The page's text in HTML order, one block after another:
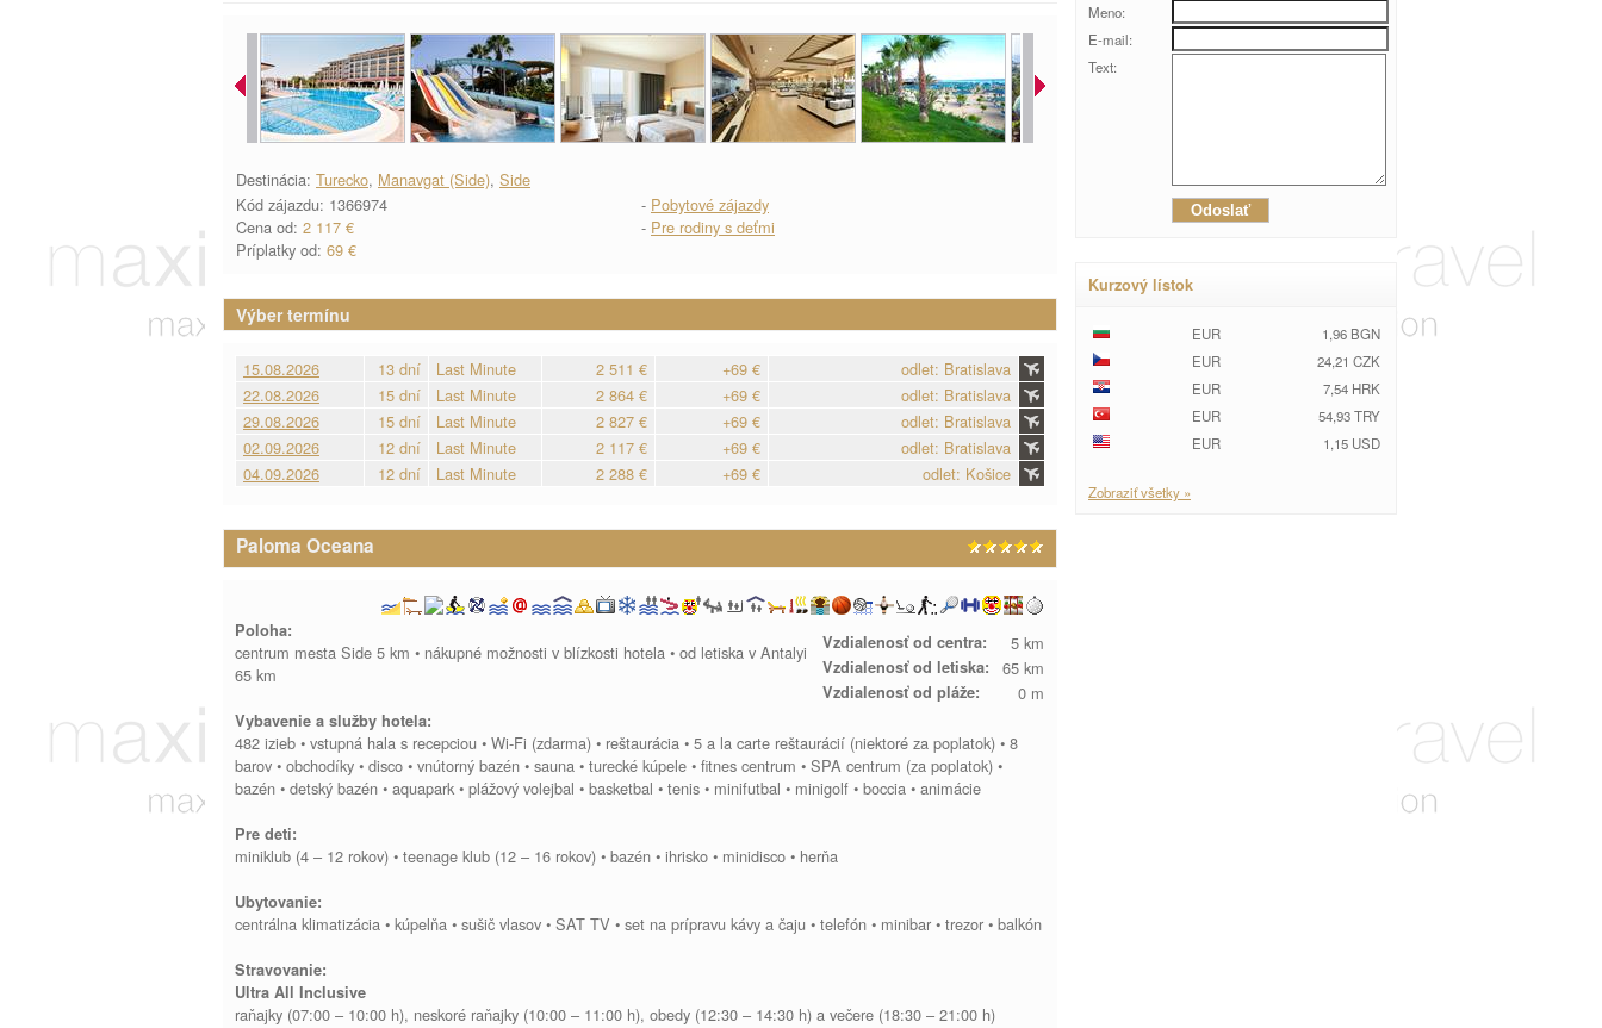
Destinácia: Turecko, Manavgat (Side), Side
Kód zájazdu: 1366974
Cena od: 2 117 €
Príplatky od: 69 €
- Pobytové zájazdy
- Pre rodiny s deťmi
Výber termínu
15.08.2026 13 dní Last Minute 2 511 € +69 €
odlet: Bratislava
22.08.2026
15 dní Last Minute 2 864 € +69 €
odlet: Bratislava
29.08.2026
15 dní Last Minute 2 827 € +69 €
odlet: Bratislava
02.09.2026
12 dní Last Minute 2 117 € +69 €
odlet: Bratislava
04.09.2026
12 dní Last Minute 2 288 € +69 € odlet: Košice
Paloma Oceana
Vzdialenosť od centra: 5 km
Vzdialenosť od letiska: 65 km
Vzdialenosť od pláže: 0 m
Poloha:
centrum mesta Side 5 km • nákupné možnosti v blízkosti hotela • od letiska v Antalyi
65 km
Vybavenie a služby hotela:
482 izieb • vstupná hala s recepciou • Wi-Fi (zdarma) • reštaurácia • 5 a la carte reštaurácií (niektoré za poplatok) • 8
barov • obchodíky • disco • vnútorný bazén • sauna • turecké kúpele • fitnes centrum • SPA centrum (za poplatok) •
bazén • detský bazén • aquapark • plážový volejbal • basketbal • tenis • minifutbal • minigolf • boccia • animácie
Pre deti:
miniklub (4 – 12 rokov) • teenage klub (12 – 16 rokov) • bazén • ihrisko • minidisco • herňa
Ubytovanie:
centrálna klimatizácia • kúpelňa • sušič vlasov • SAT TV • set na prípravu kávy a čaju • telefón • minibar • trezor • balkón
Stravovanie:
Ultra All Inclusive
raňajky (07:00 – 10:00 h), neskoré raňajky (10:00 – 11:00 h), obedy (12:30 – 14:30 h) a večere (18:30 – 21:00 h)
Meno:
E-mail:
Text:
Kurzový lístok
EUR
1,96 BGN
EUR
24,21 CZK
EUR
7,54 HRK
EUR
54,93 TRY
EUR
1,15 USD
Zobraziť všetky »